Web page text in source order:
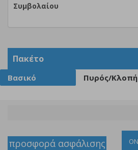
Συμβολαίου
Πακέτο
Βασικό
Πυρός/Κλοπή
προσφορά ασφάλισης